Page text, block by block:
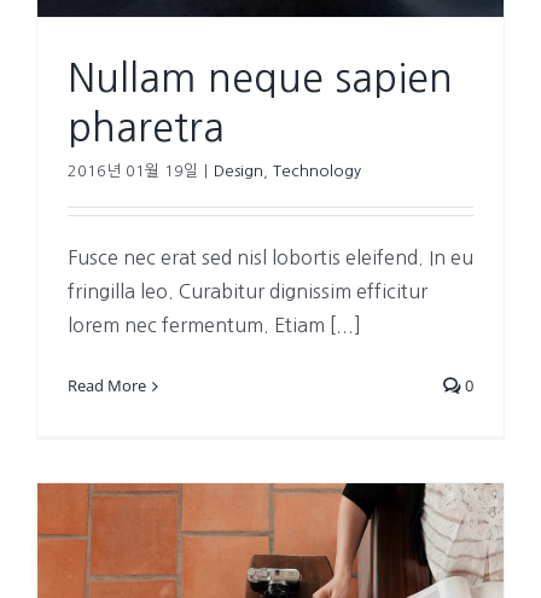
Nullam neque sapien
pharetra
2016년 01월 19일 Design Technology
Fusce nec erat sed nisl lobortis eleifend. In eu
fringilla leo. Curabitur dignissim efficitur
lorem nec fermentum. Etiam [...]
Read More 0